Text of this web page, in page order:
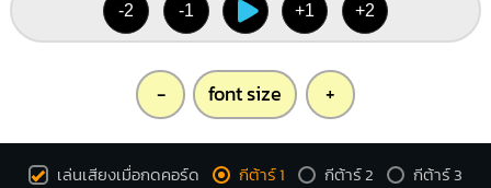
-2 -1 +1 +2
- font size +
เล่นเสียงเมื่อกดคอร์ด กีต้าร์ 1 กีต้าร์ 2 กีต้าร์ 3